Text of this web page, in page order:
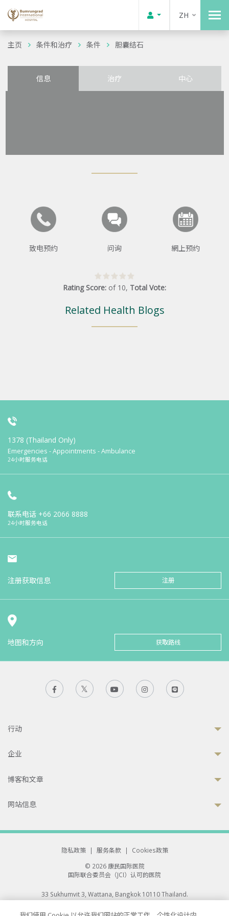
ZH
主页 条件和治疗 条件 胆囊结石
信息 治疗 中心
致电预约 问询 網上预约
Rating Score: of 10, Total Vote:
Related Health Blogs
1378 (Thailand Only)
Emergencies - Appointments - Ambulance
24小时服务电话
联系电话 +66 2066 8888
24小时服务电话
注册获取信息 注册
地图和方向 获取路线
行动
企业
博客和文章
网站信息
隐私政策 | 服务条款 |
Cookies政策
© 2026 康民国际医院
国际联合委员会（JCI）认可的医院
33 Sukhumvit 3, Wattana, Bangkok 10110 Thailand.
All rights reserved.